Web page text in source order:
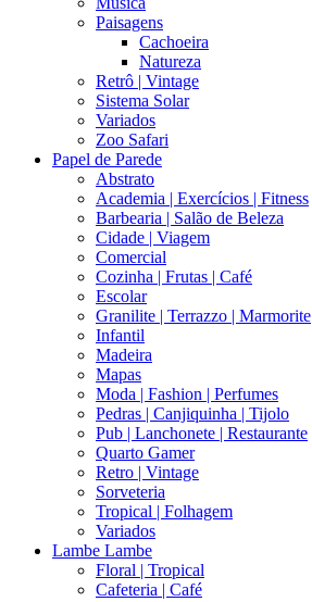
Paisagens
Cachoeira
Natureza
Retrô | Vintage
Sistema Solar
Variados
Zoo Safari
Papel de Parede
Abstrato
Academia | Exercícios | Fitness
Barbearia | Salão de Beleza
Cidade | Viagem
Comercial
Cozinha | Frutas | Café
Escolar
Granilite | Terrazzo | Marmorite
Infantil
Madeira
Mapas
Moda | Fashion | Perfumes
Pedras | Canjiquinha | Tijolo
Pub | Lanchonete | Restaurante
Quarto Gamer
Retro | Vintage
Sorveteria
Tropical | Folhagem
Variados
Lambe Lambe
Floral | Tropical
Cafeteria | Café